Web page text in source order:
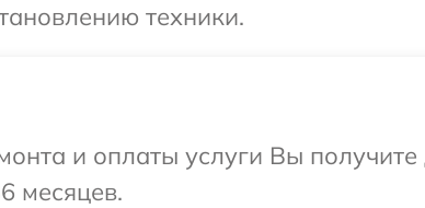
техники.
и оплаты услуги Вы
месяцев.